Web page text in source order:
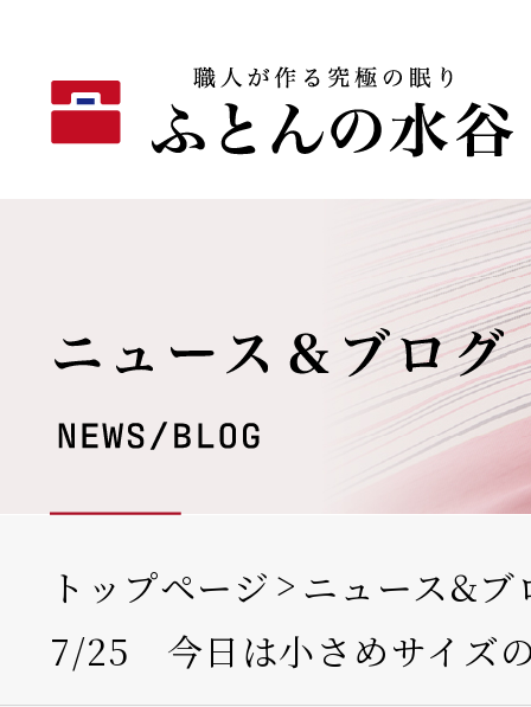
トップページ
ニュース&ブ
7/25 今日は小さめサイズ